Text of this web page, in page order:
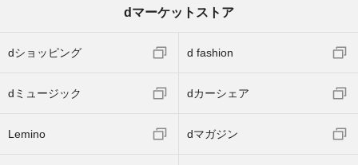
dマーケットストア
dショッピング d fashion
dミュージック dカーシェア
Lemino dマガジン